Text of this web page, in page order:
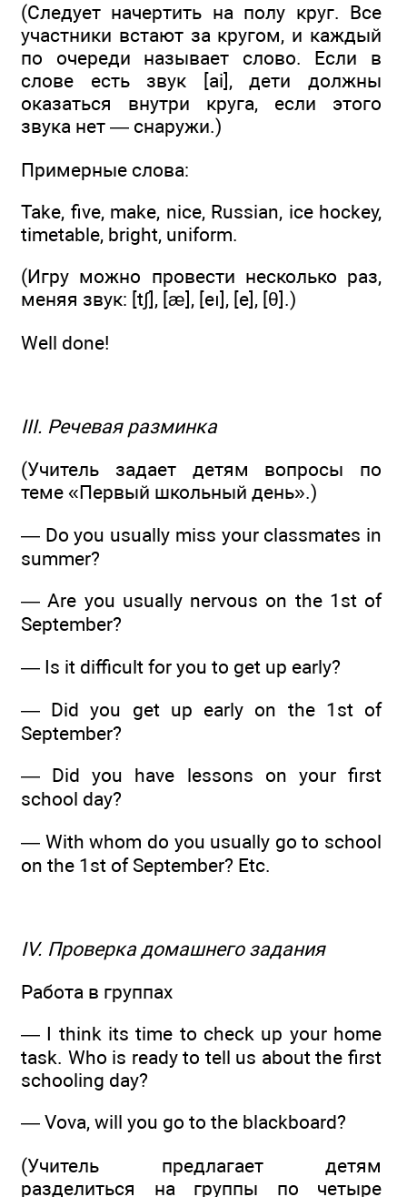
(Следует начертить на полу круг. Все
участники встают за кругом, и каждый
по очереди называет слово. Если в
слове есть звук [ai], дети должны
оказаться внутри круга, если этого
звука нет — снаружи.)
Примерные слова:
Take, five, make, nice, Russian, ice hockey,
timetable, bright, uniform.
(Игру можно провести несколько раз,
меняя звук: [t∫], [æ], [eı], [е], [θ].)
Well done!
III. Речевая разминка
(Учитель задает детям вопросы по
теме «Первый школьный день».)
— Do you usually miss your classmates in
summer?
— Are you usually nervous on the 1st of
September?
— Is it difficult for you to get up early?
— Did you get up early on the 1st of
September?
— Did you have lessons on your first
school day?
— With whom do you usually go to school
on the 1st of September? Etc.
IV. Проверка домашнего задания
Работа в группах
— I think its time to check up your home
task. Who is ready to tell us about the first
schooling day?
— Vova, will you go to the blackboard?
(Учитель предлагает детям
разделиться на группы по четыре